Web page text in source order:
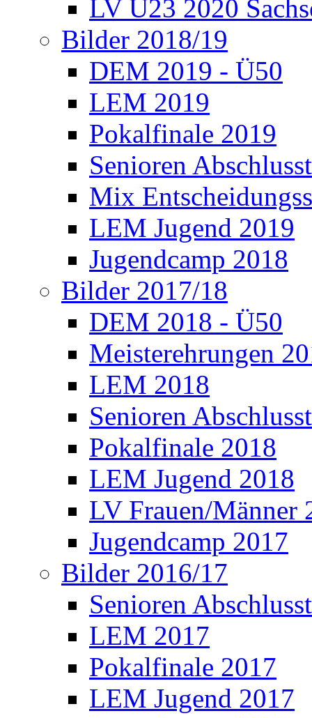
LV U23 2020
Bilder 2018/19
DEM 2019 - Ü50
LEM 2019
Pokalfinale 2019
Senioren
Mix
LEM Jugend 2019
Jugendcamp 2018
Bilder 2017/18
DEM 2018 - Ü50
Meisterehrungen
LEM 2018
Senioren
Pokalfinale 2018
LEM Jugend 2018
LV Frauen/Männer
Jugendcamp 2017
Bilder 2016/17
Senioren
LEM 2017
Pokalfinale 2017
LEM Jugend 2017